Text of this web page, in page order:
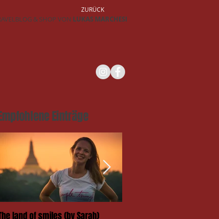
& SHOP VON LUKAS MARCHESI
ZURÜCK
Einträge
land of smiles (by Sarah)